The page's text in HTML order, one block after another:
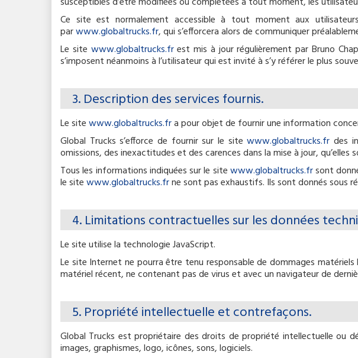
Ce site est normalement accessible à tout moment aux
parwww.globaltrucks.fr, qui s’efforcera alors de communiquer
Le site www.globaltrucks.frest mis à jour régulièrement par Bruno
s’imposent néanmoins à l’utilisateur qui est invité à s’y référer le plus
3. Description des services fournis.
Le sitewww.globaltrucks.fra pour objet de fournir une information
Global Trucks s’efforce de fournir sur le sitewww.globaltrucks.fr des
omissions, des inexactitudes et des carences dans la mise à jour,
Tous les informations indiquées sur le sitewww.globaltrucks.frsont
le sitewww.globaltrucks.frne sont pas exhaustifs. Ils sont donnés sous
4. Limitations contractuelles sur les données
Le site utilise la technologie JavaScript.
Le site Internet ne pourra être tenu responsable de dommages
matériel récent, ne contenant pas de virus et avec un navigateur de
5. Propriété intellectuelle et contrefaçons.
Global Trucks est propriétaire des droits de propriété intellectuelle ou
images, graphismes, logo, icônes, sons, logiciels.